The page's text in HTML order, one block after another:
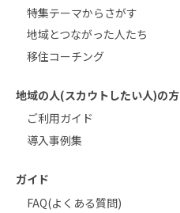
特集テーマからさがす
地域とつながった人たち
移住コーチング
地域の人(スカウトしたい人)の方
ご利用ガイド
導入事例集
ガイド
FAQ(よくある質問)